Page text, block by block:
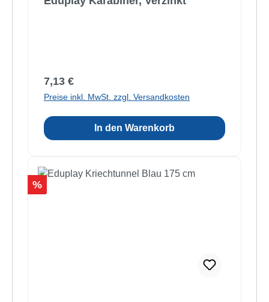
Regulärer Preis:
7,13 €
Preise inkl. MwSt. zzgl. Versandkosten
In den Warenkorb
Rabatt
%